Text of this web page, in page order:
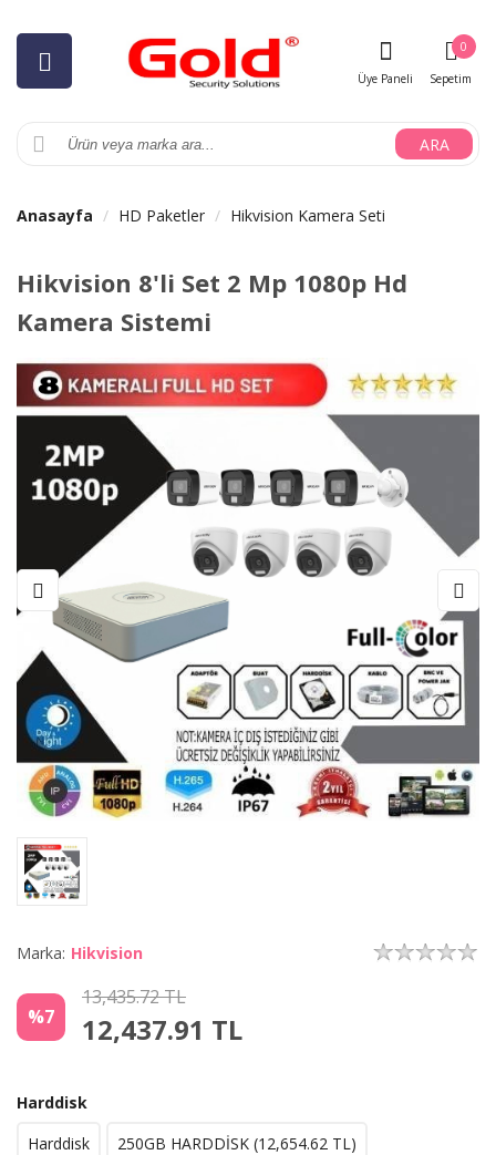
ARA
Üye Paneli Sepetim
0
Anasayfa HD Paketler Hikvision Kamera Seti
Hikvision 8'li Set 2 Mp 1080p Hd
Kamera Sistemi
Marka: Hikvision
%7
13,435.72 TL
12,437.91 TL
Harddisk
Harddisk
250GB HARDDİSK (12,654.62 TL)